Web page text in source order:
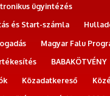
ügyintézés
és Start-számla
Magyar Falu
BABAKÖTVÉNY
Közadatkereső